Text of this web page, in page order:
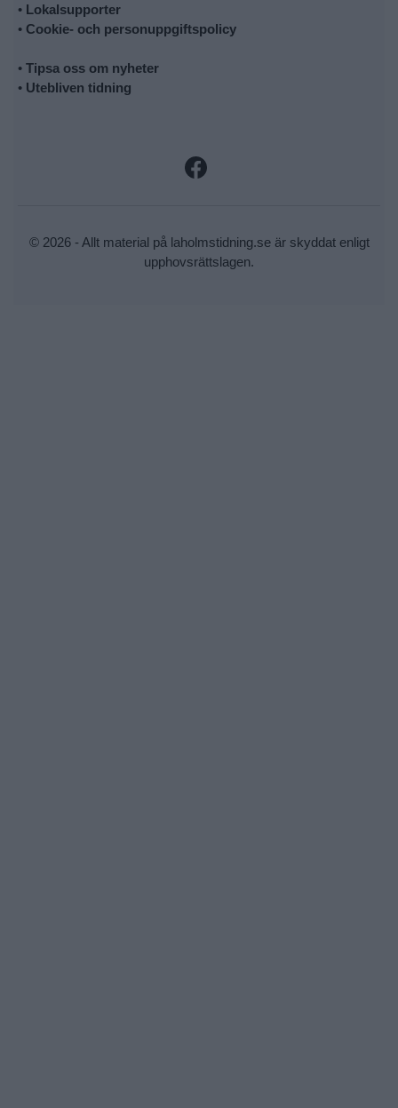
• Lokalsupporter
• Cookie- och personuppgiftspolicy
• Tipsa oss om nyheter
• Utebliven tidning
© 2026 - Allt material på laholmstidning.se är skyddat enligt
upphovsrättslagen.